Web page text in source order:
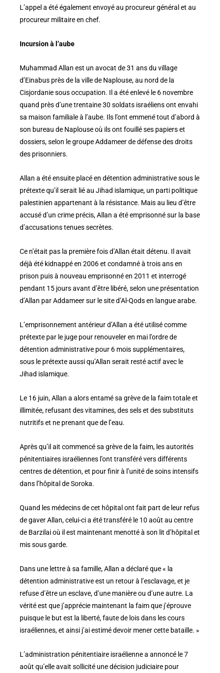
L’appel a été également envoyé au procureur général et au
procureur militaire en chef.
Incursion à l’aube
Muhammad Allan est un avocat de 31 ans du village
d’Einabus près de la ville de Naplouse, au nord de la
Cisjordanie sous occupation. Il a été enlevé le 6 novembre
quand près d’une trentaine 30 soldats israéliens ont envahi
sa maison familiale à l’aube. Ils l’ont emmené tout d’abord à
son bureau de Naplouse où ils ont fouillé ses papiers et
dossiers, selon le groupe Addameer de défense des droits
des prisonniers.
Allan a été ensuite placé en détention administrative sous le
prétexte qu’il serait lié au Jihad islamique, un parti politique
palestinien appartenant à la résistance. Mais au lieu d’être
accusé d’un crime précis, Allan a été emprisonné sur la base
d’accusations tenues secrètes.
Ce n’était pas la première fois d’Allan était détenu. Il avait
déjà été kidnappé en 2006 et condamné à trois ans en
prison puis à nouveau emprisonné en 2011 et interrogé
pendant 15 jours avant d’être libéré, selon une présentation
d’Allan par Addameer sur le site d’Al-Qods en langue arabe.
L’emprisonnement antérieur d’Allan a été utilisé comme
prétexte par le juge pour renouveler en mai l’ordre de
détention administrative pour 6 mois supplémentaires,
sous le prétexte aussi qu’Allan serait resté actif avec le
Jihad islamique.
Le 16 juin, Allan a alors entamé sa grève de la faim totale et
illimitée, refusant des vitamines, des sels et des substituts
nutritifs et ne prenant que de l’eau.
Après qu’il ait commencé sa grève de la faim, les autorités
pénitentiaires israéliennes l’ont transféré vers différents
centres de détention, et pour finir à l’unité de soins intensifs
dans l’hôpital de Soroka.
Quand les médecins de cet hôpital ont fait part de leur refus
de gaver Allan, celui-ci a été transféré le 10 août au centre
de Barzilai où il est maintenant menotté à son lit d’hôpital et
mis sous garde.
Dans une lettre à sa famille, Allan a déclaré que « la
détention administrative est un retour à l’esclavage, et je
refuse d’être un esclave, d’une manière ou d’une autre. La
vérité est que j’apprécie maintenant la faim que j’éprouve
puisque le but est la liberté, faute de lois dans les cours
israéliennes, et ainsi j’ai estimé devoir mener cette bataille. »
L’administration pénitentiaire israélienne a annoncé le 7
août qu’elle avait sollicité une décision judiciaire pour